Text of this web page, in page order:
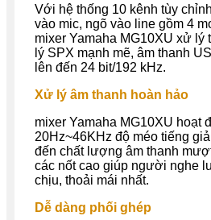
Với hệ thống 10 kênh tùy
vào mic, ngõ vào line gồm 4
mixer Yamaha MG10XU xử lý
lý SPX mạnh mẽ, âm thanh
lên đến 24 bit/192 kHz.
Xử lý âm thanh hoàn hảo
mixer Yamaha MG10XU hoạt
20Hz~46KHz độ méo tiếng
đến chất lượng âm thanh
các nốt cao giúp người nghe
chịu, thoải mái nhất.
Dễ dàng phối ghép